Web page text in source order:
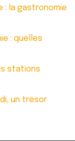
: la gastronomie
: quelles
stations
un trésor